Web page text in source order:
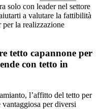
solo con leader nel settore
a valutare la fattibilità
per la realizzazione
tetto capannone per
con tetto in
l’affitto del tetto per
per diversi